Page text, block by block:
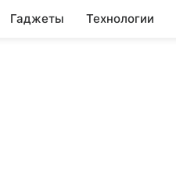
Гаджеты Технологии